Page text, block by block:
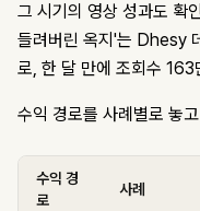
그 시기의 영상 성과도 확
들려버린 옥지'는 Dhesy
로, 한 달 만에 조회수 163
수익 경로를 사례별로 놓
수익 경
로
사례